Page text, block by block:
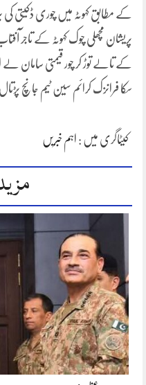
کے مطابق کہوٹہ میں چوری ڈکیتی کی
پریشان مچھلی چوک کہوٹہ کے تاجر
کے تالے توڑ کر چور قیمتی سامان لے
سکا فرانزک کرائم سین ٹیم جانچ
کیٹاگری میں : اہم خبریں